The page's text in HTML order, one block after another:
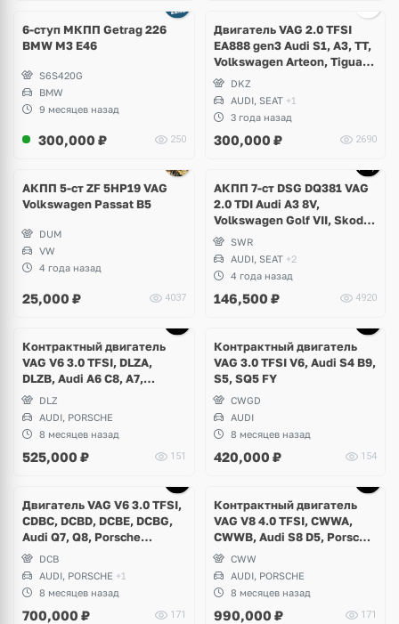
6-ступ МКПП Getrag 226
BMW M3 E46
S6S420G
BMW
9 месяцев назад
300,000 ₽ 250
Двигатель VAG 2.0 TFSI
EA888 gen3 Audi S1, A3, TT,
Volkswagen Arteon, Tiguan,
Passat B8, Seat Ateca
DKZ
AUDI, SEAT +1
3 года назад
300,000 ₽ 2690
АКПП 5-ст ZF 5HP19 VAG
Volkswagen Passat B5
DUM
VW
4 года назад
25,000 ₽ 4037
АКПП 7-ст DSG DQ381 VAG
2.0 TDI Audi A3 8V,
Volkswagen Golf VII, Skoda
Octavia A7, Seat Leon
SWR
AUDI, SEAT +2
4 года назад
146,500 ₽ 4920
Контрактный двигатель
VAG V6 3.0 TFSI, DLZA,
DLZB, Audi A6 C8, A7,
Porsche Macan
DLZ
AUDI, PORSCHE
8 месяцев назад
525,000 ₽ 151
Контрактный двигатель
VAG 3.0 TFSI V6, Audi S4 B9,
S5, SQ5 FY
CWGD
AUDI
8 месяцев назад
420,000 ₽ 154
Двигатель VAG V6 3.0 TFSI,
CDBC, DCBD, DCBE, DCBG,
Audi Q7, Q8, Porsche
Cayenne 9Y, Volkswagen
Touareg CR
DCB
AUDI, PORSCHE +1
8 месяцев назад
700,000 ₽ 171
Контрактный двигатель
VAG V8 4.0 TFSI, CWWA,
CWWB, Audi S8 D5, Porsche
Panamera Turbo
CWW
AUDI, PORSCHE
8 месяцев назад
990,000 ₽ 171